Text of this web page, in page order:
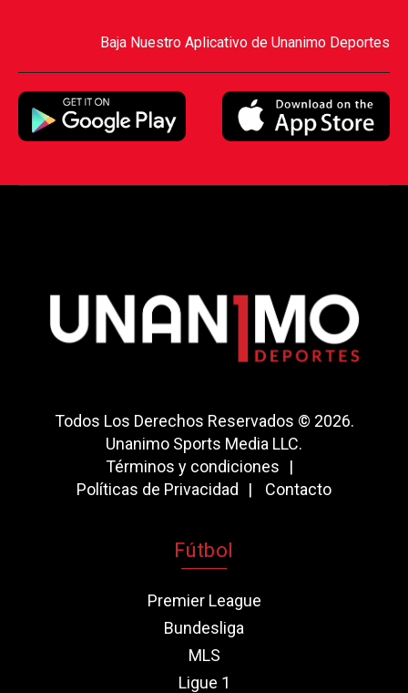
Baja Nuestro Aplicativo de Unanimo Deportes
Todos Los Derechos Reservados © 2026.
Unanimo Sports Media LLC.
Términos y condiciones
Políticas de Privacidad
Contacto
Fútbol
Premier League
Bundesliga
MLS
Ligue 1